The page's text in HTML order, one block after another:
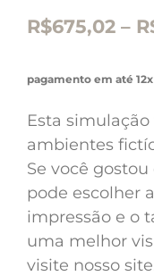
R$675,02 –
pagamento em até
Esta
ambientes
Se você
pode escolher
impressão e o
uma melhor
visite nosso